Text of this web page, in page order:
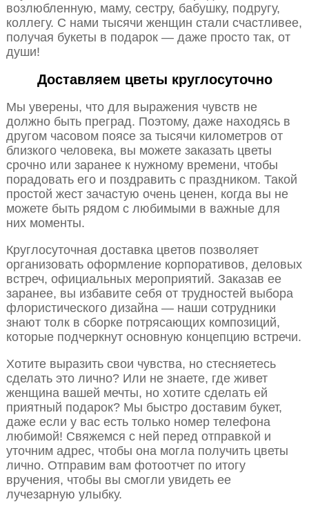
возлюбленную, маму, сестру, бабушку, подругу,
коллегу. С нами тысячи женщин стали счастливее,
получая букеты в подарок — даже просто так, от
души!
Доставляем цветы круглосуточно
Мы уверены, что для выражения чувств не
должно быть преград. Поэтому, даже находясь в
другом часовом поясе за тысячи километров от
близкого человека, вы можете заказать цветы
срочно или заранее к нужному времени, чтобы
порадовать его и поздравить с праздником. Такой
простой жест зачастую очень ценен, когда вы не
можете быть рядом с любимыми в важные для
них моменты.
Круглосуточная доставка цветов позволяет
организовать оформление корпоративов, деловых
встреч, официальных мероприятий. Заказав ее
заранее, вы избавите себя от трудностей выбора
флористического дизайна — наши сотрудники
знают толк в сборке потрясающих композиций,
которые подчеркнут основную концепцию встречи.
Хотите выразить свои чувства, но стесняетесь
сделать это лично? Или не знаете, где живет
женщина вашей мечты, но хотите сделать ей
приятный подарок? Мы быстро доставим букет,
даже если у вас есть только номер телефона
любимой! Свяжемся с ней перед отправкой и
уточним адрес, чтобы она могла получить цветы
лично. Отправим вам фотоотчет по итогу
вручения, чтобы вы смогли увидеть ее
лучезарную улыбку.